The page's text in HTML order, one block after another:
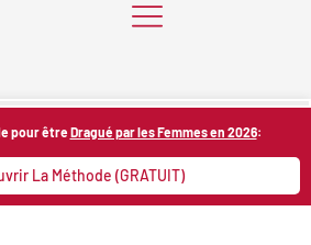
pour être Dragué par les Femmes en 2026:
La Méthode (GRATUIT)